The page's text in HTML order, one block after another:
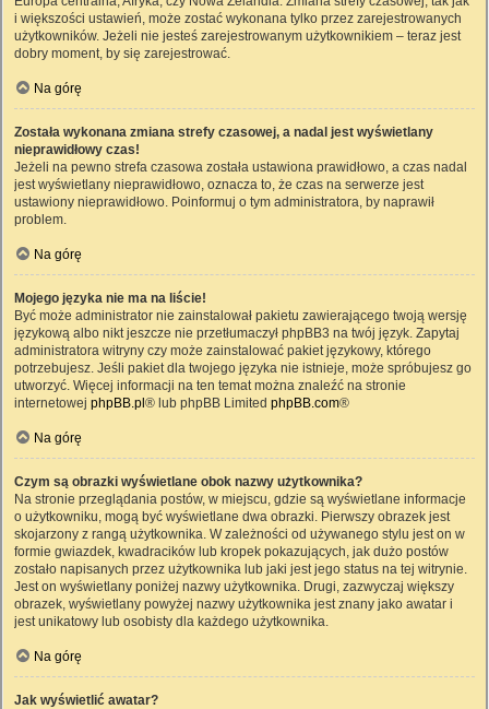
i większości ustawień, może zostać wykonana tylko przez zarejestrowanych
użytkowników. Jeżeli nie jesteś zarejestrowanym użytkownikiem – teraz jest
dobry moment, by się zarejestrować.
Na górę
Została wykonana zmiana strefy czasowej, a nadal jest wyświetlany
nieprawidłowy czas!
Jeżeli na pewno strefa czasowa została ustawiona prawidłowo, a czas nadal
jest wyświetlany nieprawidłowo, oznacza to, że czas na serwerze jest
ustawiony nieprawidłowo. Poinformuj o tym administratora, by naprawił
problem.
Na górę
Mojego języka nie ma na liście!
Być może administrator nie zainstalował pakietu zawierającego twoją wersję
językową albo nikt jeszcze nie przetłumaczył phpBB3 na twój język. Zapytaj
administratora witryny czy może zainstalować pakiet językowy, którego
potrzebujesz. Jeśli pakiet dla twojego języka nie istnieje, może spróbujesz go
utworzyć. Więcej informacji na ten temat można znaleźć na stronie
internetowej phpBB.pl ® lub phpBB Limited phpBB.com®
Na górę
Czym są obrazki wyświetlane obok nazwy użytkownika?
Na stronie przeglądania postów, w miejscu, gdzie są wyświetlane informacje
o użytkowniku, mogą być wyświetlane dwa obrazki. Pierwszy obrazek jest
skojarzony z rangą użytkownika. W zależności od używanego stylu jest on w
formie gwiazdek, kwadracików lub kropek pokazujących, jak dużo postów
zostało napisanych przez użytkownika lub jaki jest jego status na tej witrynie.
Jest on wyświetlany poniżej nazwy użytkownika. Drugi, zazwyczaj większy
obrazek, wyświetlany powyżej nazwy użytkownika jest znany jako awatar i
jest unikatowy lub osobisty dla każdego użytkownika.
Na górę
Jak wyświetlić awatar?